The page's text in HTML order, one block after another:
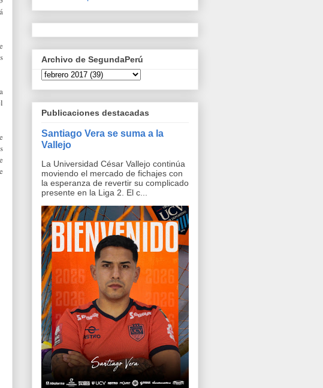
Archivo de SegundaPerú
Publicaciones destacadas
Santiago Vera se suma a la
Vallejo
La Universidad César Vallejo continúa
moviendo el mercado de fichajes con
la esperanza de revertir su complicado
presente en la Liga 2. El c...